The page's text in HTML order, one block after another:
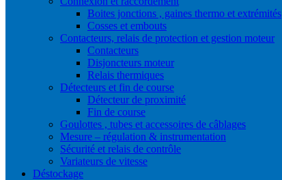
Boites jonctions , gaines thermo et extrémités
Cosses et embouts
Contacteurs, relais de protection et gestion moteur
Contacteurs
Disjoncteurs moteur
Relais thermiques
Détecteurs et fin de course
Détecteur de proximité
Fin de course
Goulottes , tubes et accessoires de câblages
Mesure – régulation & instrumentation
Sécurité et relais de contrôle
Variateurs de vitesse
Déstockage